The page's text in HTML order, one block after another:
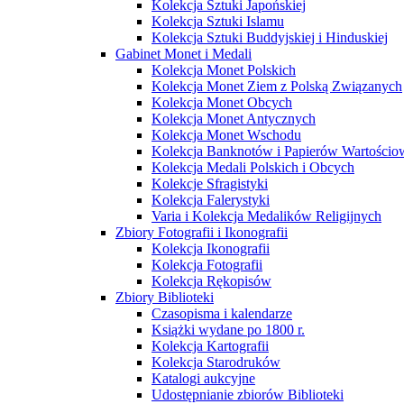
Kolekcja Sztuki Japońskiej
Kolekcja Sztuki Islamu
Kolekcja Sztuki Buddyjskiej i Hinduskiej
Gabinet Monet i Medali
Kolekcja Monet Polskich
Kolekcja Monet Ziem z Polską Związanych
Kolekcja Monet Obcych
Kolekcja Monet Antycznych
Kolekcja Monet Wschodu
Kolekcja Banknotów i Papierów
Kolekcja Medali Polskich i Obcych
Kolekcje Sfragistyki
Kolekcja Falerystyki
Varia i Kolekcja Medalików Religijnych
Zbiory Fotografii i Ikonografii
Kolekcja Ikonografii
Kolekcja Fotografii
Kolekcja Rękopisów
Zbiory Biblioteki
Czasopisma i kalendarze
Książki wydane po 1800 r.
Kolekcja Kartografii
Kolekcja Starodruków
Katalogi aukcyjne
Udostępnianie zbiorów Biblioteki